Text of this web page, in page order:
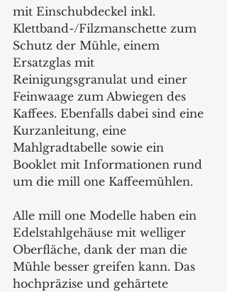
mit Einschubdeckel inkl.
Klettband-/Filzmanschette zum
Schutz der Mühle, einem
Ersatzglas mit
Reinigungsgranulat und einer
Feinwaage zum Abwiegen des
Kaffees. Ebenfalls dabei sind eine
Kurzanleitung, eine
Mahlgradtabelle sowie ein
Booklet mit Informationen rund
um die mill one Kaffeemühlen.
Alle mill one Modelle haben ein
Edelstahlgehäuse mit welliger
Oberfläche, dank der man die
Mühle besser greifen kann. Das
hochpräzise und gehärtete